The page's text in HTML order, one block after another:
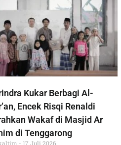
Kukar Berbagi Al-
Encek Risqi Renaldi
Wakaf di Masjid Ar
di Tenggarong
17 Juli 2026